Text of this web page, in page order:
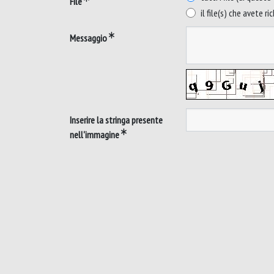
il file(s) che avete
Messaggio
Inserire la stringa presente
nell'immagine